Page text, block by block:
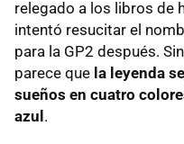
relegado a los libros de
intentó resucitar el
para la GP2 después.
parece que la leyenda
sueños en cuatro
azul.